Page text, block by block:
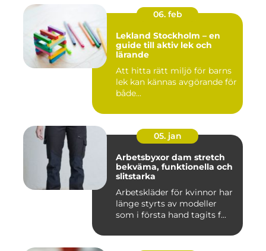
06. feb
Lekland Stockholm – en
guide till aktiv lek och
lärande
Att hitta rätt miljö för barns
lek kan kännas avgörande för
både...
05. jan
Arbetsbyxor dam stretch
bekväma, funktionella och
slitstarka
Arbetskläder för kvinnor har
länge styrts av modeller
som i första hand tagits f...